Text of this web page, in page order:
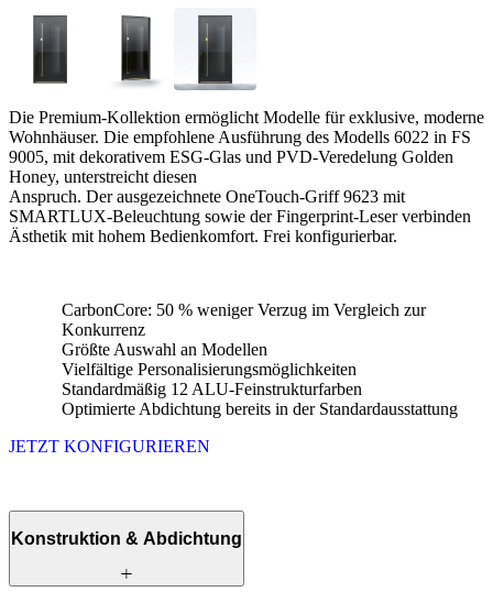
Die Premium-Kollektion ermöglicht Modelle für exklusive, moderne
Wohnhäuser. Die empfohlene Ausführung des Modells 6022 in FS
9005, mit dekorativem ESG-Glas und PVD-Veredelung Golden
Honey, unterstreicht diesen
Anspruch. Der ausgezeichnete OneTouch-Griff 9623 mit
SMARTLUX-Beleuchtung sowie der Fingerprint-Leser verbinden
Ästhetik mit hohem Bedienkomfort. Frei konfigurierbar.
CarbonCore: 50 % weniger Verzug im Vergleich zur
Konkurrenz
Größte Auswahl an Modellen
Vielfältige Personalisierungsmöglichkeiten
Standardmäßig 12 ALU-Feinstrukturfarben
Optimierte Abdichtung bereits in der Standardausstattung
JETZT KONFIGURIEREN
Konstruktion & Abdichtung